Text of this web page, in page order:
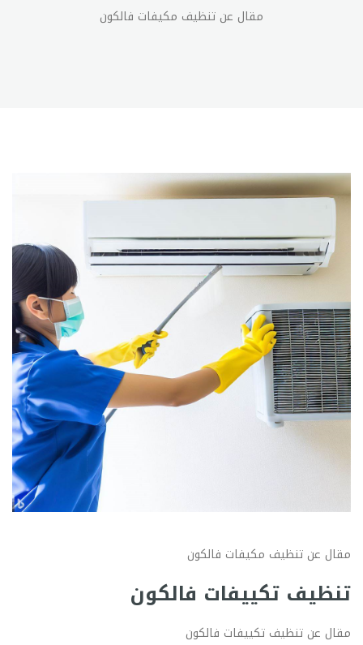
مقال عن تنظيف مكيفات فالكون
مقال عن تنظيف مكيفات فالكون
تنظيف تكييفات فالكون
مقال عن تنظيف تكييفات فالكون